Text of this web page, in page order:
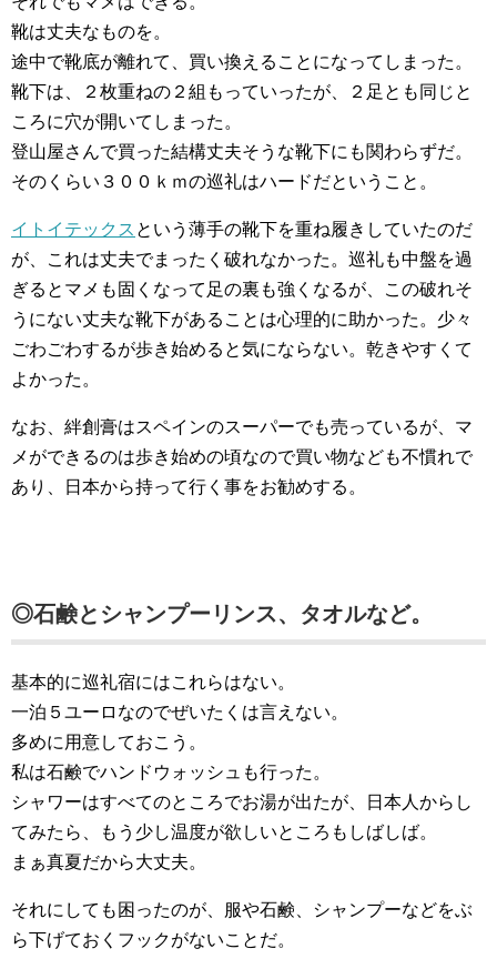
靴は丈夫なものを。
途中で靴底が離れて、買い換えることになってしまった。
靴下は、２枚重ねの２組もっていったが、２足とも同じと
ころに穴が開いてしまった。
登山屋さんで買った結構丈夫そうな靴下にも関わらずだ。
そのくらい３００ｋｍの巡礼はハードだということ。
イトイテックス という薄手の靴下を重ね履きしていたのだ
が、これは丈夫でまったく破れなかった。巡礼も中盤を過
ぎるとマメも固くなって足の裏も強くなるが、この破れそ
うにない丈夫な靴下があることは心理的に助かった。少々
ごわごわするが歩き始めると気にならない。乾きやすくて
よかった。
なお、絆創膏はスペインのスーパーでも売っているが、マ
メができるのは歩き始めの頃なので買い物なども不慣れで
あり、日本から持って行く事をお勧めする。
◎石鹸とシャンプーリンス、タオルなど。
基本的に巡礼宿にはこれらはない。
一泊５ユーロなのでぜいたくは言えない。
多めに用意しておこう。
私は石鹸でハンドウォッシュも行った。
シャワーはすべてのところでお湯が出たが、日本人からし
てみたら、もう少し温度が欲しいところもしばしば。
まぁ真夏だから大丈夫。
それにしても困ったのが、服や石鹸、シャンプーなどをぶ
ら下げておくフックがないことだ。